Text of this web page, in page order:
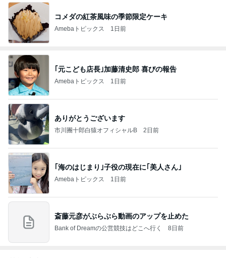
コメダの紅茶風味の季節限定ケーキ
Amebaトピックス 1日前
｢元こども店長｣加藤清史郎 喜びの報告
Amebaトピックス 1日前
ありがとうございます
市川團十郎白猿オフィシャルB 2日前
｢海のはじまり｣子役の現在に｢美人さん｣
Amebaトピックス 1日前
斎藤元彦がぶらぶら動画のアップを止めた
Bank of Dreamの公営競技はどこへ行く 8日前